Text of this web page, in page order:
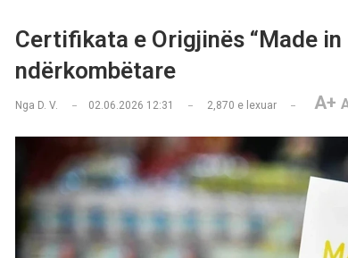
Certifikata e Origjinës “Made in
ndërkombëtare
Nga D. V. 02.06.2026 12:31 2,870 e lexuar A+